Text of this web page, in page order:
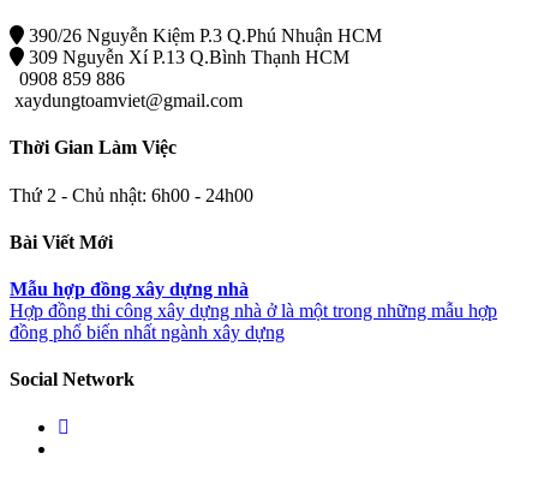
390/26 Nguyễn Kiệm P.3 Q.Phú Nhuận HCM
309 Nguyễn Xí P.13 Q.Bình Thạnh HCM
0908 859 886
xaydungtoamviet@gmail.com
Thời Gian Làm Việc
Thứ 2 - Chủ nhật: 6h00 - 24h00
Bài Viết Mới
Mẫu hợp đồng xây dựng nhà
Hợp đồng thi công xây dựng nhà ở là một trong những mẫu hợp
đồng phổ biến nhất ngành xây dựng
Social Network